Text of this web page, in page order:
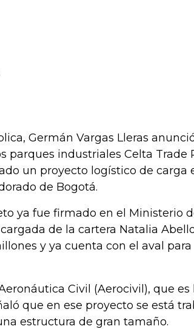
Germán Vargas Lleras
parques industriales Celta Trade
un proyecto logístico de carga
de Bogotá.
ya fue firmado en el Ministerio
de la cartera Natalia
y ya cuenta con el aval para
Civil (Aerocivil), que es
que en ese proyecto se está
estructura de gran tamaño.